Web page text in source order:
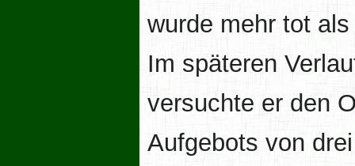
wurde mehr tot
Im späteren
versuchte er den
Aufgebots von